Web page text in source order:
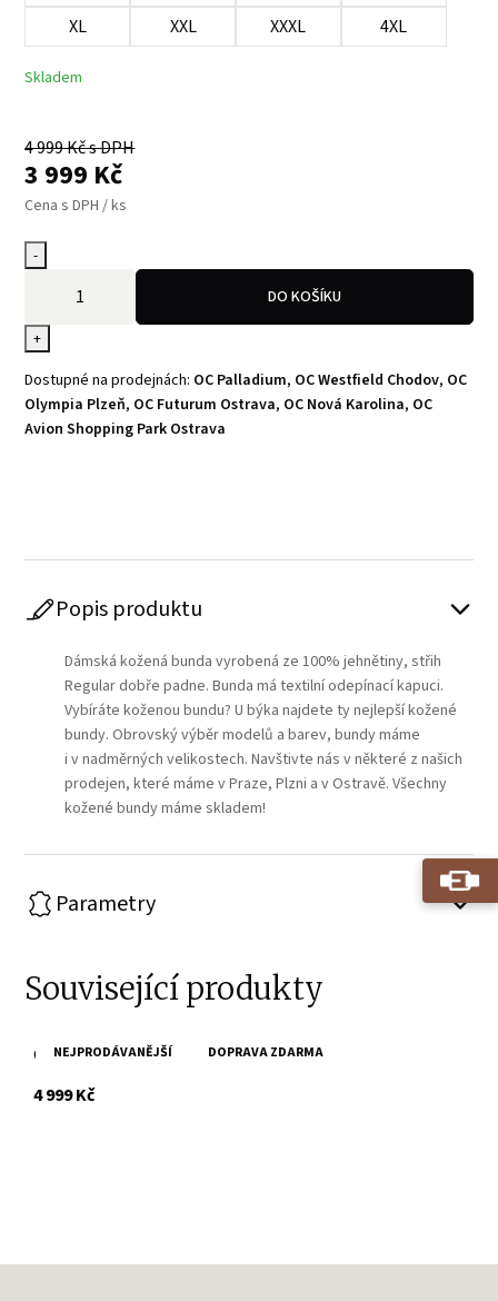
XL
XXL XXXL 4XL
Skladem
4 999Kč s DPH
3 999 Kč
Cena s DPH / ks
-
+
DO KOŠÍKU
Dostupné na prodejnách: OC Palladium, OC Westfield Chodov, OC
Olympia Plzeň, OC Futurum Ostrava, OC Nová Karolina, OC
Avion Shopping Park Ostrava
Popis produktu
Dámská kožená bunda vyrobená ze 100% jehnětiny, střih
Regular dobře padne. Bunda má textilní odepínací kapuci.
Vybíráte koženou bundu? U býka najdete ty nejlepší kožené
bundy. Obrovský výběr modelů a barev, bundy máme
i v nadměrných velikostech. Navštivte nás v některé z našich
prodejen, které máme v Praze, Plzni a v Ostravě. Všechny
kožené bundy máme skladem!
Parametry
Související produkty
NEJPRODÁVANĚJŠÍ DOPRAVA ZDARMA
Černá kožená bunda s kapucí MWAxila DB
4 999 Kčs DPH